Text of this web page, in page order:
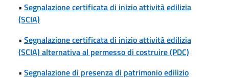
• Segnalazione certificata di inizio attività edilizia
(SCIA)
• Segnalazione certificata di inizio attività edilizia
(SCIA) alternativa al permesso di costruire (PDC)
• Segnalazione di presenza di patrimonio edilizio